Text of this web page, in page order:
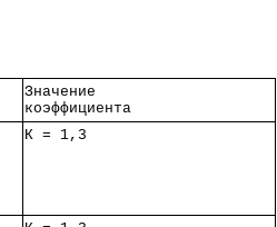
Значение
коэффициента
К = 1,3